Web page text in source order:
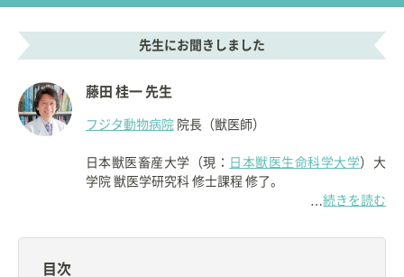
先生にお聞きしました
藤田 桂一 先生
フジタ動物病院院長（獣医師）
日本獣医畜産大学（現： 日本獣医生命科学大学）大
学院 獣医学研究科 修士課程 修了。
る。
…続きを読む
目次